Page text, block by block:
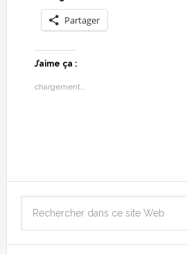
Partager
J’aime ça :
chargement…